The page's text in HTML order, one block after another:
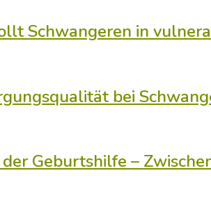
Schwangeren in
bei
Geburtshilfe –